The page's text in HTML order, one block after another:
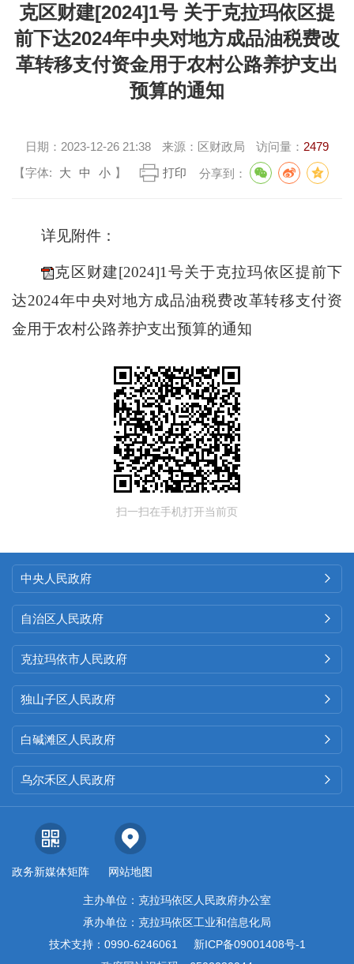
克区财建[2024]1号 关于克拉玛依区提
前下达2024年中央对地方成品油税费改
革转移支付资金用于农村公路养护支出
预算的通知
日期： 2023-12-26 21:38 来源： 区财政局 访问量： 2479
【字体:
大 中 小 】 打印 分享到：
详见附件：
克区财建[2024]1号关于克拉玛依区提前下
达2024年中央对地方成品油税费改革转移支付资
金用于农村公路养护支出预算的通知
扫一扫在手机打开当前页
中央人民政府 
自治区人民政府 
克拉玛依市人民政府 
独山子区人民政府 
白碱滩区人民政府 
乌尔禾区人民政府 
政务新媒体矩阵 网站地图
主办单位：克拉玛依区人民政府办公室
承办单位：克拉玛依区工业和信息化局
技术支持：0990-6246061
新ICP备09001408号-1